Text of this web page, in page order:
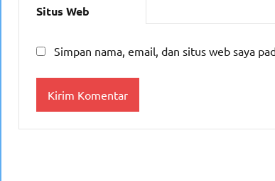
Situs Web
Simpan nama, email, dan situs web saya